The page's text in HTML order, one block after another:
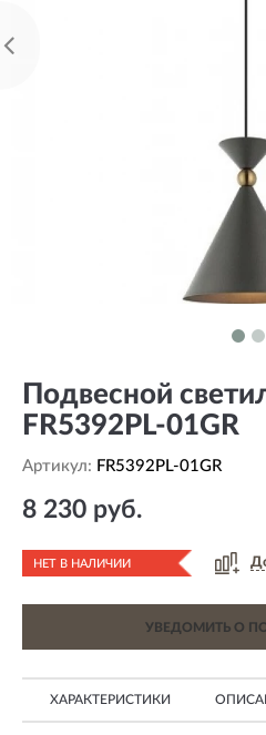
Подвесной
FR5392PL-01GR
Артикул: FR5392PL-01GR
8 230 руб.
НЕТ В НАЛИЧИИ
УВЕДОМИТЬ О
ХАРАКТЕРИСТИКИ